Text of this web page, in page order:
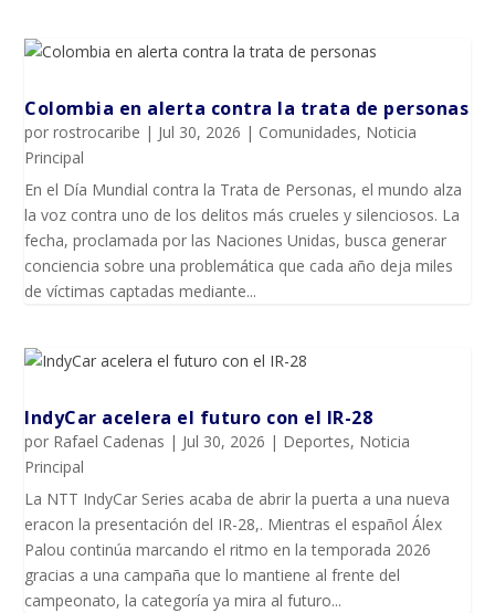
Colombia en alerta contra la trata de personas
porrostrocaribe | Jul 30, 2026 | Comunidades, Noticia
Principal
En el Día Mundial contra la Trata de Personas, el mundo alza
la voz contra uno de los delitos más crueles y silenciosos. La
fecha, proclamada por las Naciones Unidas, busca generar
conciencia sobre una problemática que cada año deja miles
de víctimas captadas mediante...
IndyCar acelera el futuro con el IR-28
por Rafael Cadenas | Jul 30, 2026 | Deportes, Noticia
Principal
La NTT IndyCar Series acaba de abrir la puerta a una nueva
eracon la presentación del IR-28,. Mientras el español Álex
Palou continúa marcando el ritmo en la temporada 2026
gracias a una campaña que lo mantiene al frente del
campeonato, la categoría ya mira al futuro...